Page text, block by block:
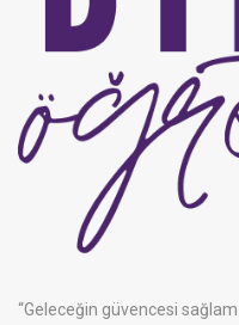
“Geleceğin güvencesi